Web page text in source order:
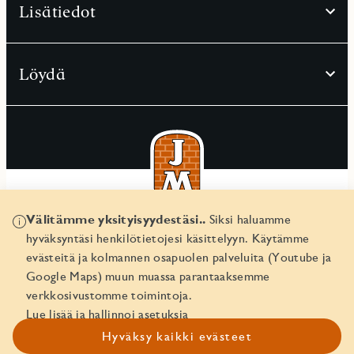
Välitämme yksityisyydestäsi.. Siksi haluamme
hyväksyntäsi henkilötietojesi käsittelyyn. Käytämme
evästeitä ja kolmannen osapuolen palveluita (Youtube ja
Google Maps) muun muassa parantaaksemme
verkkosivustomme toimintoja.
Lue lisää ja hallinnoi asetuksia
Hyväksy kaikki evästeet
Lisätiedot
Löydä
© JM Suomi OY 2026
Yritystunnus 1974161-8